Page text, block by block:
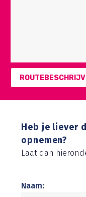
Heb je liever
opnemen?
Laat dan
Naam: